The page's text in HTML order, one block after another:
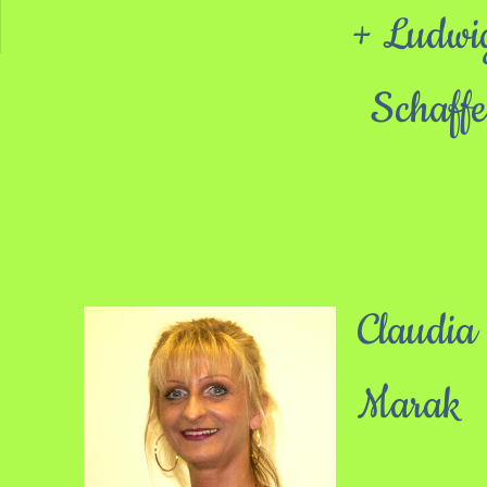
+
Claudia
Marak